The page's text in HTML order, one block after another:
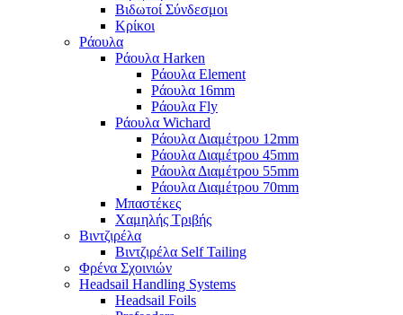
Βιδωτοί Σύνδεσμοι
Κρίκοι
Ράουλα
Ράουλα Harken
Ράουλα Element
Ράουλα 16mm
Ράουλα Fly
Ράουλα Wichard
Ράουλα Διαμέτρου 12mm
Ράουλα Διαμέτρου 45mm
Ράουλα Διαμέτρου 55mm
Ράουλα Διαμέτρου 70mm
Μπαστέκες
Χαμηλής Τριβής
Βιντζιρέλα
Βιντζιρέλα Self Tailing
Φρένα Σχοινιών
Headsail Handling Systems
Headsail Foils